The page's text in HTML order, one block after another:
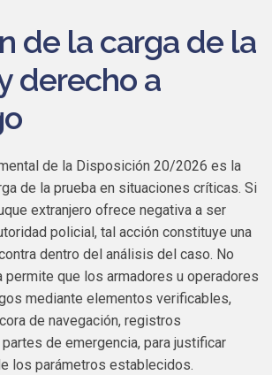
de la carga de la
derecho a
de la Disposición 20/2026 es la
de la prueba en situaciones críticas. Si
extranjero ofrece negativa a ser
policial, tal acción constituye una
dentro del análisis del caso. No
permite que los armadores u operadores
mediante elementos verificables,
de navegación, registros
de emergencia, para justificar
los parámetros establecidos.